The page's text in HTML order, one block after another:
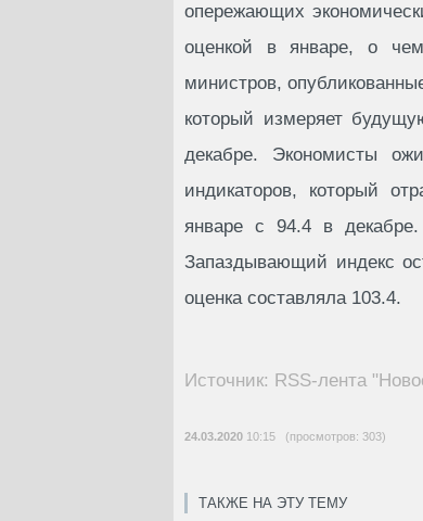
опережающих
оценкой в январе, о чем
министров,
который измеряет
декабре. Экономисты
индикаторов, который
январе с 94.4 в декабре.
Запаздывающий индекс
оценка составляла 103.4.
Источник: RSS-лента
24.03.2020 10:15 (просмотров: 303)
ТАКЖЕ НА ЭТУ ТЕМУ